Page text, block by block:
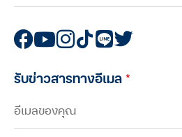
รับข่าวสารทางอีเมล*